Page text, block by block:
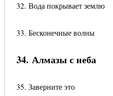
32. Вода покрывает землю
33. Бесконечные волны
34. Алмазы с неба
35. Заверните это